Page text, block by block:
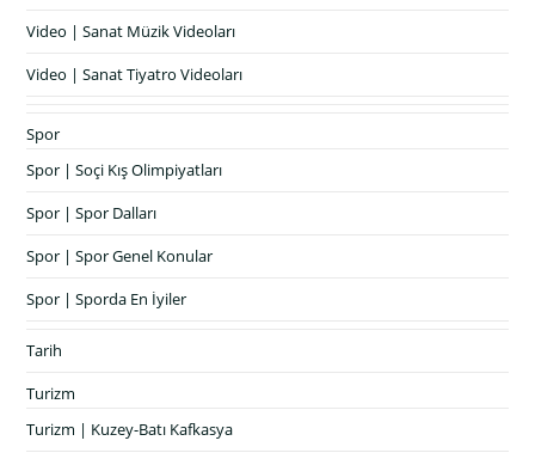
Video | Sanat Müzik Videoları
Video | Sanat Tiyatro Videoları
Spor
Spor | Soçi Kış Olimpiyatları
Spor | Spor Dalları
Spor | Spor Genel Konular
Spor | Sporda En İyiler
Tarih
Turizm
Turizm | Kuzey-Batı Kafkasya